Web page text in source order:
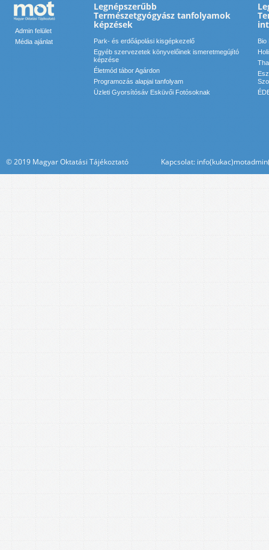
Admin felület
Média ajánlat
Legnépszerűbb
Természetgyógyász tanfolyamok
képzések
Park- és erdőápolási kisgépkezelő
Egyéb szervezetek könyvelőinek ismeretmegújító
képzése
Életmód tábor Agárdon
Programozás alapjai tanfolyam
Üzleti Gyorsítósáv Esküvői Fotósoknak
© 2019 Magyar Oktatási Tájékoztató Kapcsolat: